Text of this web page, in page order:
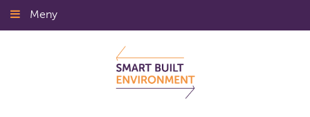
Gå
till
Meny